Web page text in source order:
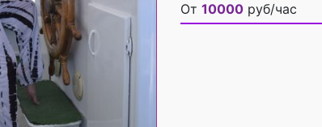
От 10000 руб/час